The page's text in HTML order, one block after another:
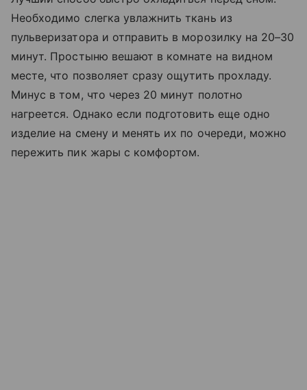
Необходимо слегка увлажнить ткань из
пульверизатора и отправить в морозилку на 20–30
минут. Простыню вешают в комнате на видном
месте, что позволяет сразу ощутить прохладу.
Минус в том, что через 20 минут полотно
нагреется. Однако если подготовить еще одно
изделие на смену и менять их по очереди, можно
пережить пик жары с комфортом.